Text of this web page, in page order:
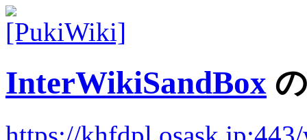
InterWikiSandBox